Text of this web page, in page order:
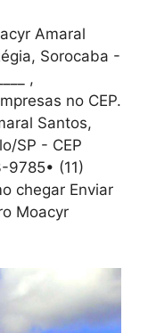
Amaral
Sorocaba -
,
no CEP.
Santos,
SP - CEP
9785• (11)
chegar Enviar
Moacyr